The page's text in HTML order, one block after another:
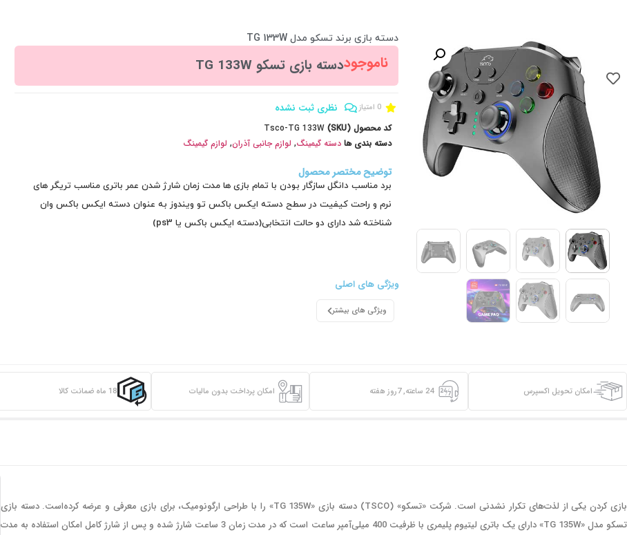
دسته بازی برند تسکو مدل TG 133W
ناموجوددسته بازی تسکو TG 133W
0 امتیاز نظری ثبت نشده
کد محصول (SKU)
Tsco-TG 133W
دسته بندی ها دسته گیمینگ, لوازم جانبی آذران, لوازم گیمینگ
توضیح مختصر محصول
برد مناسب دانگل سازگار بودن با تمام بازی ها مدت زمان شارژ شدن عمر باتری مناسب تریگر های
نرم و راحت کیفیت در سطح دسته ایکس باکس تو ویندوز به عنوان دسته ایکس باکس وان
شناخته شد دارای دو حالت انتخابی(دسته ایکس باکس یا ps3)
ویژگی های اصلی
ویژگی های بیشتر
امکان تحویل اکسپرس 24 ساعته, 7روز هفته امکان پرداخت بدون مالیات 18 ماه ضمانت کالا
بازی کردن یکی از لذت‌های تکرار نشدنی است. شرکت «تسکو» (TSCO) دسته‌ بازی «TG 135W» را با طراحی ارگونومیک، برای بازی معرفی و عرضه کرده‌است. دسته بازی
تسکو مدل «TG 135W» دارای یک باتری لیتیوم پلیمری با ظرفیت 400 میلی‌آمپر ساعت است که در مدت زمان 3 ساعت شارژ شده و پس از شارژ کامل امکان استفاده به مدت